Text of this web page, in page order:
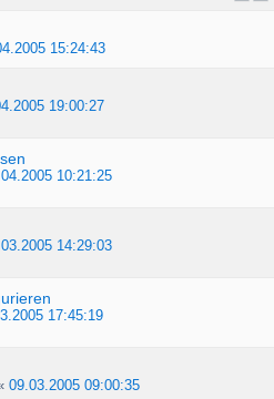
15:24:43
19:00:27
10:21:25
14:29:03
17:45:19
09.03.2005 09:00:35